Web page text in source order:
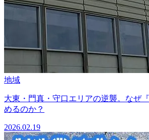
地域
大東・門真・守口エリアの逆襲。なぜ
めるのか？
2026.02.19